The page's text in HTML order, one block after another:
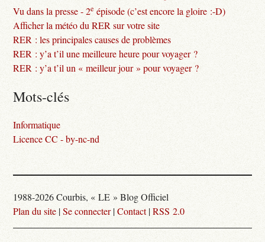
Vu dans la presse - 2e épisode (c’est encore la gloire :-D)
Afficher la météo du RER sur votre site
RER : les principales causes de problèmes
RER : y’a t’il une meilleure heure pour voyager ?
RER : y’a t’il un « meilleur jour » pour voyager ?
Mots-clés
Informatique
Licence CC - by-nc-nd
1988-2026 Courbis, « LE » Blog Officiel
Plan du site |Se connecter|Contact|RSS 2.0